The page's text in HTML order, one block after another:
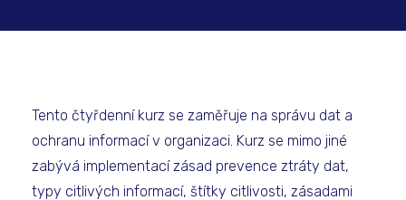
Tento čtyřdenní kurz se zaměřuje na správu dat a
ochranu informací v organizaci. Kurz se mimo jiné
zabývá implementací zásad prevence ztráty dat,
typy citlivých informací, štítky citlivosti, zásadami